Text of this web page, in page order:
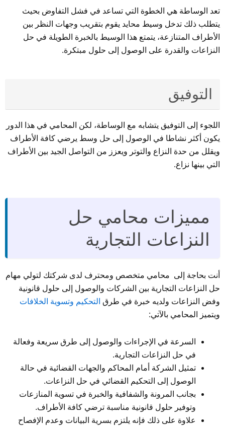
تعد الوساطة هي الخطوة التي تساعد في فشل التفاوض بحيث
يتطلب ذلك تدخل وسيط محايد يقوم بتقريب وجهات النظر بين
الأطراف المتنازعة، يتمتع هذا الوسيط بالخبرة الطويلة في حل
النزاعات والقدرة على الوصول إلى حلول مبتكرة.
التوفيق
اللجوء إلى التوفيق يتشابه مع الوساطة، لكن المحامي في هذا الدور
يكون أكثر نشاطا في الوصول إلى حل وسط يرضي كافة الأطراف
ويقلل من حدة النزاع والتوتر ويعزز من التواصل الجيد بين الأطراف
التي بينها نزاع.
مميزات محامي حل
النزاعات التجارية
أنت بحاجة إلى محامي متخصص ومحترف لدى شركتك لتولي مهام
حل النزاعات التجارية بين الشركات والوصول إلى حلول قانونية
وفض النزاعات ولديه خبرة في طرق التحكيم وتسوية الخلافات
ويتميز المحامي بالآتي:
السرعة في الإجراءات والوصول إلى طرق سريعة وفعالة
في حل النزاعات التجارية.
تمثيل الشركة أمام المحاكم والجهات القضائية في حالة
الوصول إلى التحكيم القضائي في حل النزاعات.
بجانب المرونة والشفافية والخبرة في تسوية المنازعات
وتوفير حلول قانونية مناسبة ترضي كافة الأطراف.
علاوة على ذلك فإنه يلتزم بسرية البيانات وعدم الإفصاح